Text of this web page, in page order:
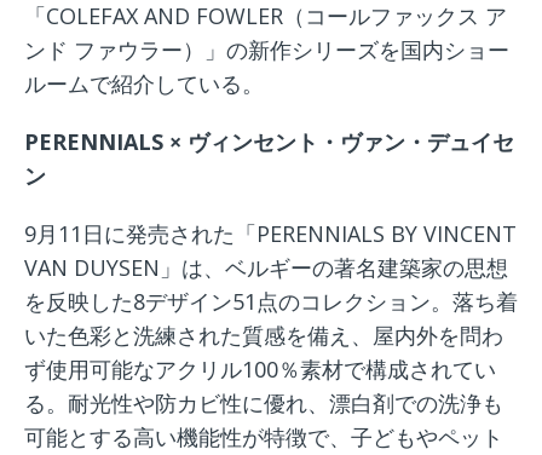
「COLEFAX AND FOWLER（コールファックス ア
ンド ファウラー）」の新作シリーズを国内ショー
ルームで紹介している。
PERENNIALS × ヴィンセント・ヴァン・デュイセ
ン
9月11日に発売された「PERENNIALS BY VINCENT
VAN DUYSEN」は、ベルギーの著名建築家の思想
を反映した8デザイン51点のコレクション。落ち着
いた色彩と洗練された質感を備え、屋内外を問わ
ず使用可能なアクリル100％素材で構成されてい
る。耐光性や防カビ性に優れ、漂白剤での洗浄も
可能とする高い機能性が特徴で、子どもやペット